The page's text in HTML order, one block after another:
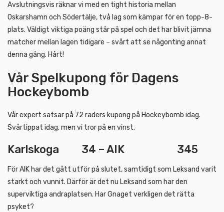
Avslutningsvis räknar vi med en tight historia mellan
Oskarshamn och Södertälje, två lag som kämpar för en topp-8-
plats. Väldigt viktiga poäng står på spel och det har blivit jämna
matcher mellan lagen tidigare – svårt att se någonting annat
denna gång. Hårt!
Vår Spelkupong för Dagens
Hockeybomb
Vår expert satsar på 72 raders kupong på Hockeybomb idag.
Svårtippat idag, men vi tror på en vinst.
Karlskoga 34 – AIK 345
För AIK har det gått utför på slutet, samtidigt som Leksand varit
starkt och vunnit. Därför är det nu Leksand som har den
superviktiga andraplatsen. Har Gnaget verkligen det rätta
psyket?